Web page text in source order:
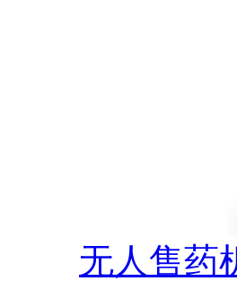
无人售药